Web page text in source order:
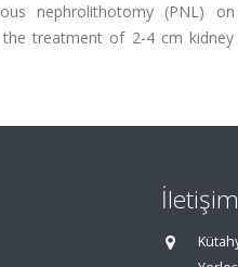
nephrolithotomy (PNL) on
treatment of 2-4 cm kidney